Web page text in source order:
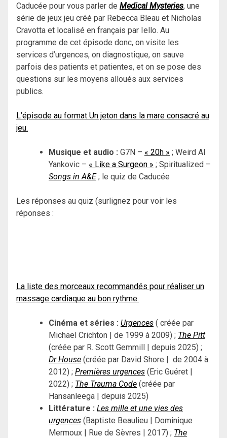
Caducée pour vous parler de Medical Mysteries, une
série de jeux jeu créé par Rebecca Bleau et Nicholas
Cravotta et localisé en français par Iello. Au
programme de cet épisode donc, on visite les
services d’urgences, on diagnostique, on sauve
parfois des patients et patientes, et on se pose des
questions sur les moyens alloués aux services
publics.
L’épisode au format Un jeton dans la mare consacré au
jeu.
Musique et audio : G7N – « 20h » ; Weird Al
Yankovic – « Like a Surgeon » ; Spiritualized –
Songs in A&E; le quiz de Caducée
Les réponses au quiz (surlignez pour voir les
réponses :
La liste des morceaux recommandés pour réaliser un
massage cardiaque au bon rythme.
Cinéma et séries : Urgences ( créée par
Michael Crichton | de 1999 à 2009) ; The Pitt
(créée par R. Scott Gemmill | depuis 2025) ;
Dr House (créée par David Shore | de 2004 à
2012) ; Premières urgences (Eric Guéret |
2022) ; The Trauma Code (créée par
Hansanleega | depuis 2025)
Littérature : Les mille et une vies des
urgences (Baptiste Beaulieu | Dominique
Mermoux | Rue de Sèvres | 2017) ; The